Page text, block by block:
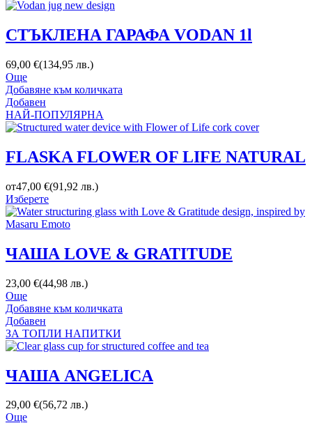
СТЪКЛЕНА ГАРАФА VODAN 1l
69,00 €(134,95 лв.)
Още
Добавяне към количката
Добавен
НАЙ-ПОПУЛЯРНА
FLASKA FLOWER OF LIFE NATURAL
от47,00 €(91,92 лв.)
Изберете
ЧАША LOVE & GRATITUDE
23,00 €(44,98 лв.)
Още
Добавяне към количката
Добавен
ЗА ТОПЛИ НАПИТКИ
ЧАША ANGELICA
29,00 €(56,72 лв.)
Още